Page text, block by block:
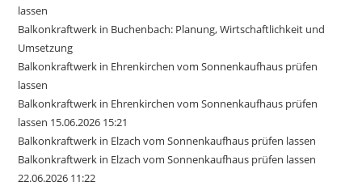
lassen
Balkonkraftwerk in Buchenbach: Planung, Wirtschaftlichkeit und
Umsetzung
Balkonkraftwerk in Ehrenkirchen vom Sonnenkaufhaus prüfen
lassen
Balkonkraftwerk in Ehrenkirchen vom Sonnenkaufhaus prüfen
lassen 15.06.2026 15:21
Balkonkraftwerk in Elzach vom Sonnenkaufhaus prüfen lassen
Balkonkraftwerk in Elzach vom Sonnenkaufhaus prüfen lassen
22.06.2026 11:22